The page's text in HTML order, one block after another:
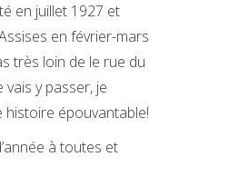
en juillet 1927 et
en février-mars
très loin de le rue du
vais y passer, je
histoire épouvantable!
à toutes et